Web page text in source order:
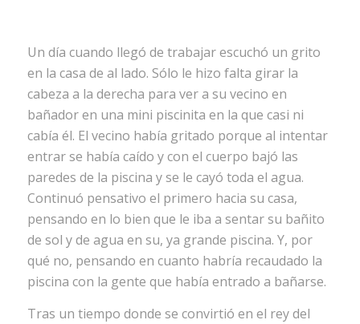
Un día cuando llegó de trabajar escuchó un grito
en la casa de al lado. Sólo le hizo falta girar la
cabeza a la derecha para ver a su vecino en
bañador en una mini piscinita en la que casi ni
cabía él. El vecino había gritado porque al intentar
entrar se había caído y con el cuerpo bajó las
paredes de la piscina y se le cayó toda el agua.
Continuó pensativo el primero hacia su casa,
pensando en lo bien que le iba a sentar su bañito
de sol y de agua en su, ya grande piscina. Y, por
qué no, pensando en cuanto habría recaudado la
piscina con la gente que había entrado a bañarse.
Tras un tiempo donde se convirtió en el rey del